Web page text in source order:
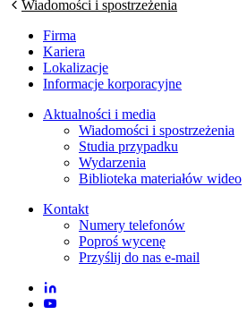
Wiadomości i spostrzeżenia
Firma
Kariera
Lokalizacje
Informacje korporacyjne
Aktualności i media
Wiadomości i spostrzeżenia
Studia przypadku
Wydarzenia
Biblioteka materiałów wideo
Kontakt
Numery telefonów
Poproś wycenę
Przyślij do nas e-mail